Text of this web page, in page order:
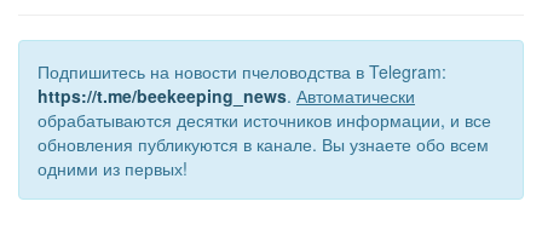
Подпишитесь на новости пчеловодства в Telegram:
https://t.me/beekeeping_news. Автоматически
обрабатываются десятки источников информации, и все
обновления публикуются в канале. Вы узнаете обо всем
одними из первых!